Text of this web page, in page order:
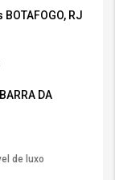
RJ
DA
de luxo